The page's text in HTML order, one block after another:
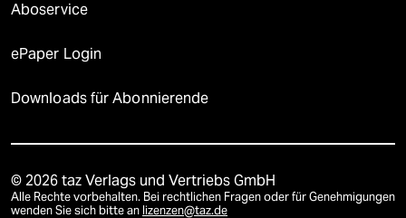
Aboservice
ePaper Login
Downloads für Abonnierende
© 2026 taz Verlags und Vertriebs GmbH
Alle Rechte vorbehalten. Bei rechtlichen Fragen oder für Genehmigungen
wenden Sie sich bitte an lizenzen@taz.de